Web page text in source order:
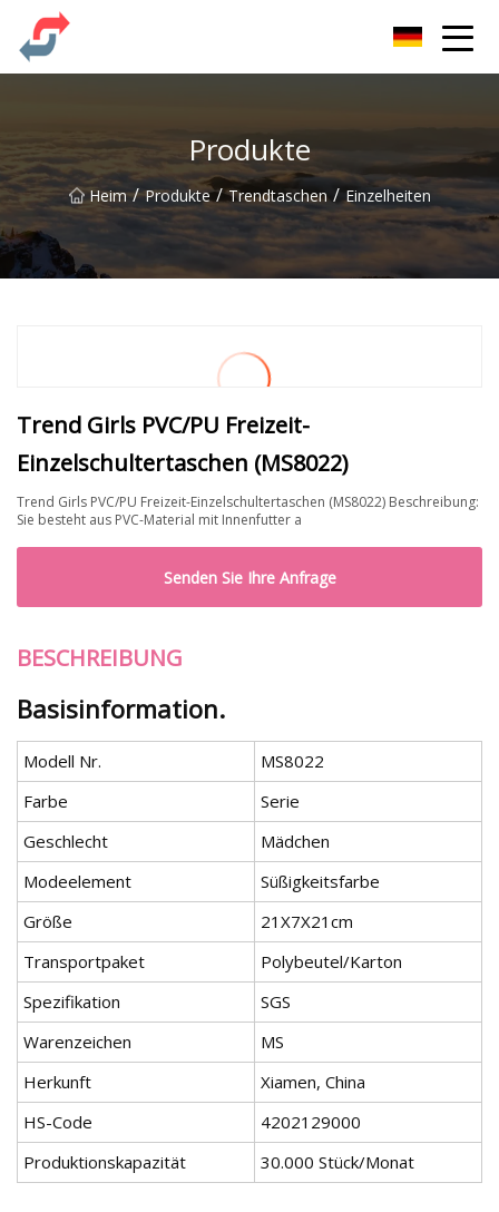
Produkte
Heim / Produkte / Trendtaschen / Einzelheiten
Trend Girls PVC/PU Freizeit-
Einzelschultertaschen (MS8022)
Trend Girls PVC/PU Freizeit-Einzelschultertaschen (MS8022) Beschreibung:
Sie besteht aus PVC-Material mit Innenfutter a
Senden Sie Ihre Anfrage
BESCHREIBUNG
Basisinformation.
Modell Nr.
MS8022
Farbe
Serie
Geschlecht
Mädchen
Modeelement
Süßigkeitsfarbe
Größe
21X7X21cm
Transportpaket
Polybeutel/Karton
Spezifikation
SGS
Warenzeichen
MS
Herkunft
Xiamen, China
HS-Code
4202129000
Produktionskapazität
30.000 Stück/Monat